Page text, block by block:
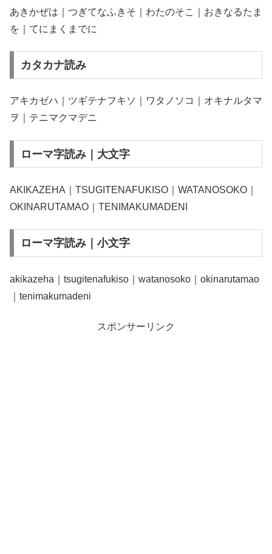
あきかぜは｜つぎてなふきそ｜わたのそこ｜おきなるたま
を｜てにまくまでに
カタカナ読み
アキカゼハ｜ツギテナフキソ｜ワタノソコ｜オキナルタマ
ヲ｜テニマクマデニ
ローマ字読み｜大文字
AKIKAZEHA｜TSUGITENAFUKISO｜WATANOSOKO｜
OKINARUTAMAO｜TENIMAKUMADENI
ローマ字読み｜小文字
akikazeha｜tsugitenafukiso｜watanosoko｜okinarutamao
｜tenimakumadeni
スポンサーリンク